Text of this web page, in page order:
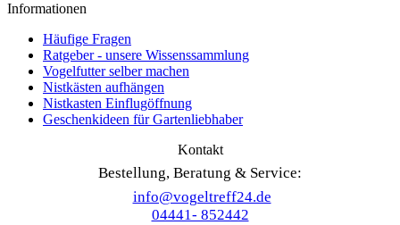
Informationen
Häufige Fragen
Ratgeber - unsere Wissenssammlung
Vogelfutter selber machen
Nistkästen aufhängen
Nistkasten Einflugöffnung
Geschenkideen für Gartenliebhaber
Kontakt
Bestellung, Beratung & Service:
info@vogeltreff24.de
04441- 852442